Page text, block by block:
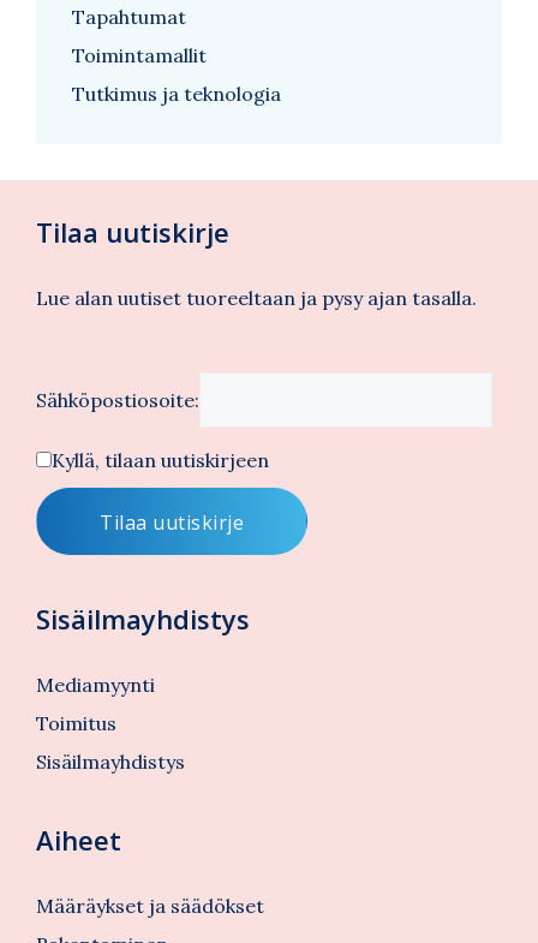
Tapahtumat
Toimintamallit
Tutkimus ja teknologia
Tilaa uutiskirje
Lue alan uutiset tuoreeltaan ja pysy ajan tasalla.
Sähköpostiosoite:
Kyllä, tilaan uutiskirjeen
Sisäilmayhdistys
Mediamyynti
Toimitus
Sisäilmayhdistys
Aiheet
Määräykset ja säädökset